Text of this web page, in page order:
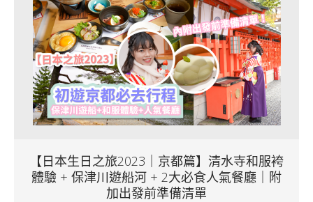
【日本生日之旅2023｜京都篇】清水寺和服袴
體驗 + 保津川遊船河 + 2大必食人氣餐廳｜附
加出發前準備清單